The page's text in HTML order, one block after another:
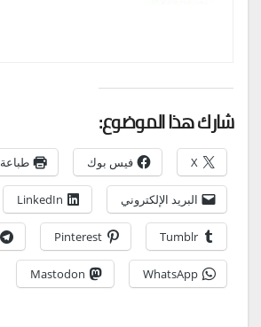
شارك هذا الموضوع:
X فيس بوك طباعة
البريد الإلكتروني LinkedIn
Tumblr
Pinterest
WhatsApp
Mastodon